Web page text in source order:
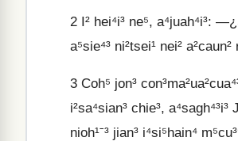
2 I² hei⁴i³ ne⁵, a⁴juah⁴i³:
a⁵sie⁴³ ni²tsei¹ nei²
3 Coh⁵ jon³
i²sa⁴sian³ chie³,
nioh¹ˉ³ jian³ i⁴si⁵hain⁴